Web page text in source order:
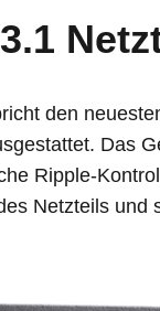
den
Das
Ripple-
Netzteils und